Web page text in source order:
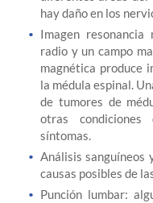
hay daño en los
Imagen
radio y un campo
magnética produce
la médula espinal.
de tumores de
otras
síntomas.
Análisis sanguíneos
causas posibles de
Punción lumbar: